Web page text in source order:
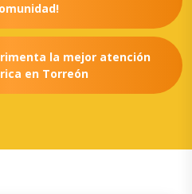
la mejor atención
en Torreón